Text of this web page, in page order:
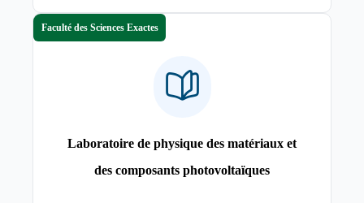
Laboratoire de physique des matériaux et
des composants photovoltaïques
Faculté des Sciences Exactes